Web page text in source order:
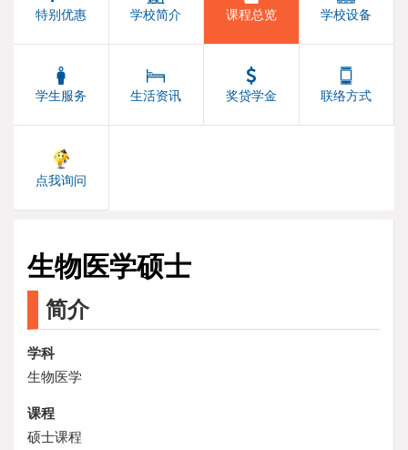
特别优惠 学校简介 课程总览 学校设备
学生服务 生活资讯 奖贷学金 联络方式
点我询问
生物医学硕士
简介
学科
生物医学
课程
硕士课程